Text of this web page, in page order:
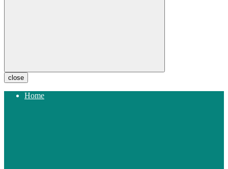
close
Home